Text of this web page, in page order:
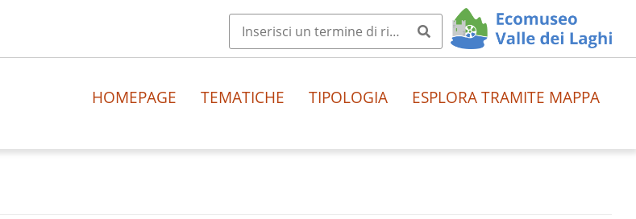
HOMEPAGE TEMATICHE TIPOLOGIA ESPLORA TRAMITE MAPPA